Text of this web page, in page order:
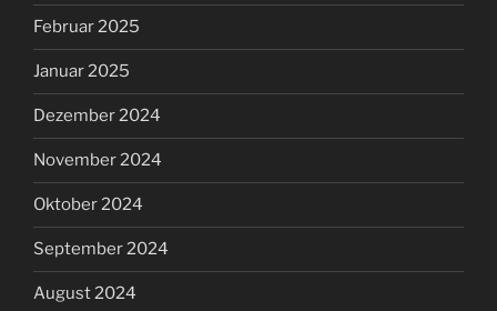
Februar 2025
Januar 2025
Dezember 2024
November 2024
Oktober 2024
September 2024
August 2024